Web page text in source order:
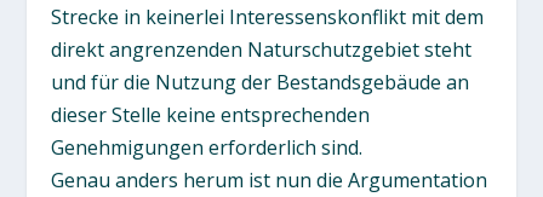
Strecke in keinerlei Interessenskonflikt mit dem
direkt angrenzenden Naturschutzgebiet steht
und für die Nutzung der Bestandsgebäude an
dieser Stelle keine entsprechenden
Genehmigungen erforderlich sind.
Genau anders herum ist nun die Argumentation